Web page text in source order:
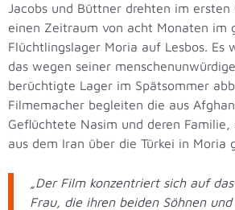
Jacobs und Büttner drehten im ersten
einen Zeitraum von acht Monaten im
Flüchtlingslager Moria auf Lesbos. Es
das wegen seiner
berüchtigte Lager im Spätsommer
Filmemacher begleiten die aus
Geflüchtete Nasim und deren
aus dem Iran über die Türkei in Moria
„Der Film konzentriert sich auf
Frau, die ihren beiden Söhnen